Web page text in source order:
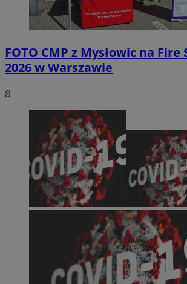
FOTO CMP z Mysłowic na
2026 w Warszawie
8